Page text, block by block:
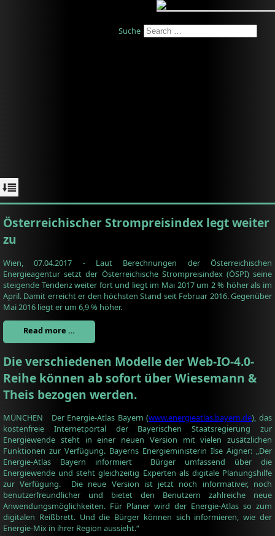
Suche
Österreichischer Strompreisindex legt weiter
zu
Wien, 07.04.2017 - Laut Berechnungen der Österreichischen
Energieagentur setzt der Österreichische Strompreisindex (ÖSPI) seine
steigende Tendenz weiter fort und liegt im Mai 2017 um 2 % höher als im
April. Damit erreicht er den höchsten Stand seit Februar 2016. Gegenüber
Mai 2016 liegt er um 6,9 % höher.
Read more …
Die verschiedenen Modelle der Web-IO-4.0-
Reihe können ab sofort über Wiesemann &
Theis bezogen werden.
MÜNCHEN Der Energie-Atlas Bayern (www.energieatlas.bayern.de), das
kostenfreie Internetportal der Bayerischen Staatsregierung zur
Energiewende steht in einer neuen Version mit vielen zusätzlichen
Funktionen zur Verfügung. Bayerns Energieministerin Ilse Aigner: „Der
Energie-Atlas Bayern informiert Bürger umfassend über die
Energiewende und steht gleichzeitig Experten als digitale Planungshilfe
zur Verfügung. Die neue Version ist jetzt noch informativer, noch
benutzerfreundlicher und bietet den Benutzern zahlreiche neue
Anwendungsmöglichkeiten. Für Planer wird der Energie-Atlas so zum
digitalen Reißbrett. Und die Bürger können sich informieren, wie der
Energie-Mix in ihrer Region aussieht.“